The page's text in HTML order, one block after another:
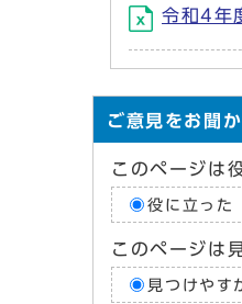
令和4年
ご意見をお聞
このページは
役に立った
このページは
見つけやす